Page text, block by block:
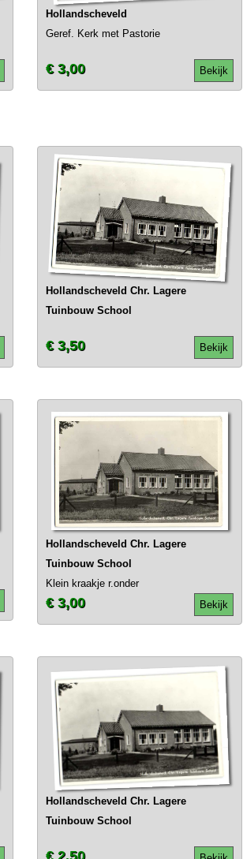
Hollandscheveld
Geref. Kerk met Pastorie
Bekijk
€ 3,00
Hollandscheveld Chr. Lagere
Tuinbouw School
Bekijk
€ 3,50
Hollandscheveld Chr. Lagere
Tuinbouw School
Klein kraakje r.onder
Bekijk
€ 3,00
Hollandscheveld Chr. Lagere
Tuinbouw School
€ 2,50